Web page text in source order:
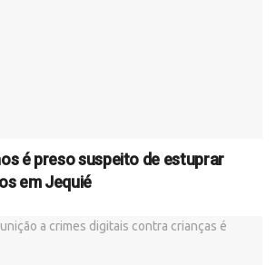
é preso suspeito de estuprar
em Jequié